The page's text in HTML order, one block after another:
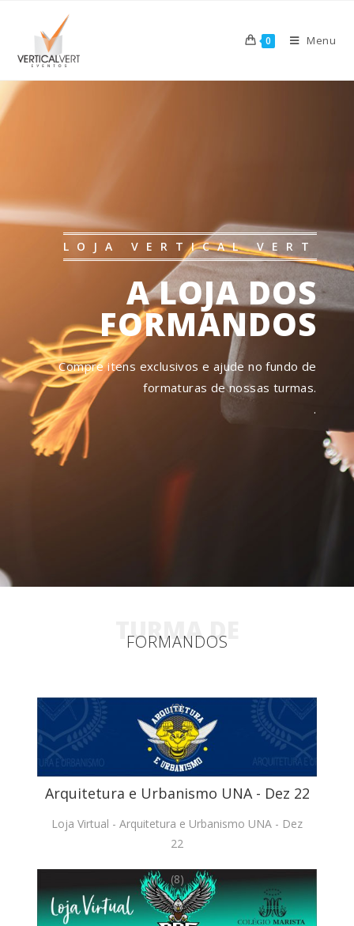
0 Menu
LOJA VERTICAL VERT
A LOJA DOS
FORMANDOS
Compre itens exclusivos e ajude no fundo de
formaturas de nossas turmas.
.
TURMA DE
FORMANDOS
(3)
Arquitetura e Urbanismo UNA - Dez 22
Loja Virtual - Arquitetura e Urbanismo UNA - Dez
22
(8)